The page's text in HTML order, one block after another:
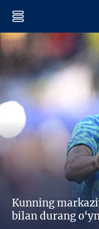
Kunning
bilan durang